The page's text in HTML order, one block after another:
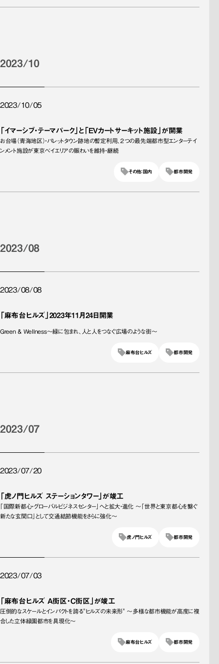
2023/10
2023/10/05
「イマーシブ・テーマパーク」と「EVカートサーキット施設」が開業
お台場（青海地区）・パレットタウン跡地の暫定利用、2つの最先端都市型エンターテイ
ンメント施設が東京ベイエリアの賑わいを維持・継続
都市開発
その他：国内
2023/08
2023/08/08
「麻布台ヒルズ」2023年11月24日開業
Green & Wellness～緑に包まれ、人と人をつなぐ広場のような街～
都市開発
麻布台ヒルズ
2023/07
2023/07/20
「虎ノ門ヒルズ ステーションタワー」が竣工
「国際新都心・グローバルビジネスセンター」へと拡大・進化 ～「世界と東京都心を繋ぐ
新たな玄関口」として交通結節機能をさらに強化～
都市開発
虎ノ門ヒルズ
2023/07/03
「麻布台ヒルズ A街区・C街区」が竣工
圧倒的なスケールとインパクトを誇る"ヒルズの未来形" ～多様な都市機能が高度に複
合した立体緑園都市を具現化～
都市開発
麻布台ヒルズ